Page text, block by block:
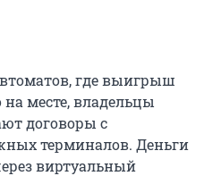
где выигрыш
месте, владельцы
договоры с
терминалов. Деньги
виртуальный